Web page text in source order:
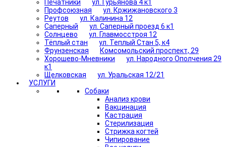
Печатники
ул. Гурьянова 4 к1
Профсоюзная
ул. Кржижановского 3
Реутов
ул. Калинина 12
Саперный
ул. Саперный проезд 6 к1
Солнцево
ул. Главмосстроя 12
Тёплый стан
ул. Теплый Стан 5, к4
Фрунзенская
Комсомольский проспект, 29
Хорошево-Мневники
ул. Народного Ополчения 29
к1
Щелковская
ул. Уральская 12/21
УСЛУГИ
Собаки
Анализ крови
Вакцинация
Кастрация
Стерилизация
Стрижка когтей
Чипирование